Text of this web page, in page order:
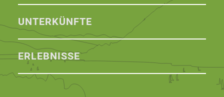
UNTERKÜNFTE
ERLEBNISSE